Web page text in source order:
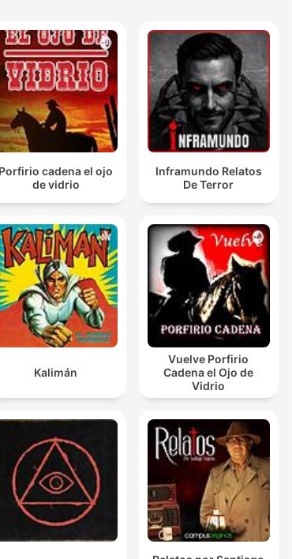
Porfirio cadena el ojo
de vidrio
Inframundo Relatos
De Terror
Kalimán
Vuelve Porfirio
Cadena el Ojo de
Vidrio